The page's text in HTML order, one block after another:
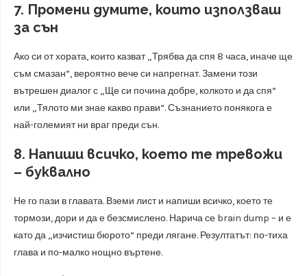
7. Промени думите, които използваш
за сън
Ако си от хората, които казват „Трябва да спя 8 часа, иначе ще
съм смазан“, вероятно вече си напрегнат. Замени този
вътрешен диалог с „Ще си почина добре, колкото и да спя“
или „Тялото ми знае какво прави“. Съзнанието понякога е
най-големият ни враг преди сън.
8. Напиши всичко, което те тревожи
– буквално
Не го пази в главата. Вземи лист и напиши всичко, което те
тормози, дори и да е безсмислено. Нарича се brain dump – и е
като да „изчистиш бюрото“ преди лягане. Резултатът: по-тиха
глава и по-малко нощно въртене.